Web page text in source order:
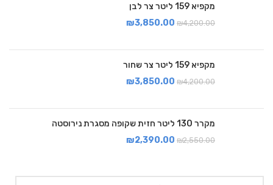
מקפיא 159 ליטר צר לבן
₪4,200.00
₪3,850.00
מקפיא 159 ליטר צר שחור
₪4,200.00
₪3,850.00
מקרר 130 ליטר חזית שקופה מסגרת נירוסטה
₪2,550.00
₪2,390.00